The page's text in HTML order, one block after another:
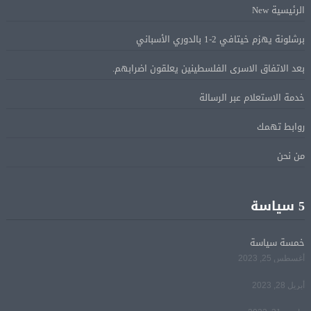
الإسرائيلية بالقدس.. ويطلق تحركا دوليا لوقفها
ترامب: مضيق هرمز سيفتح قريبًا أو ستواجه إيران ضربة
قاسية
الكامل مع اليونان في مواجهة تداعيات حرائق الغابات
الشقيقين
مي سليم: سعيدة بالعودة الى الكوميديا
الرئيسية New
برشلونة يهزم خيتافي 2-1 بالدوري الأسباني
بعد الاتفاق الاسرى الفلسطينين يعلقون اضرابهم.
خدمة الاستعلام عبر الرسالة
روابط تهمك
من نحن
5 سياسة
خمسة سياسة
أغسطس 25, 2023
أبريل 28, 2023